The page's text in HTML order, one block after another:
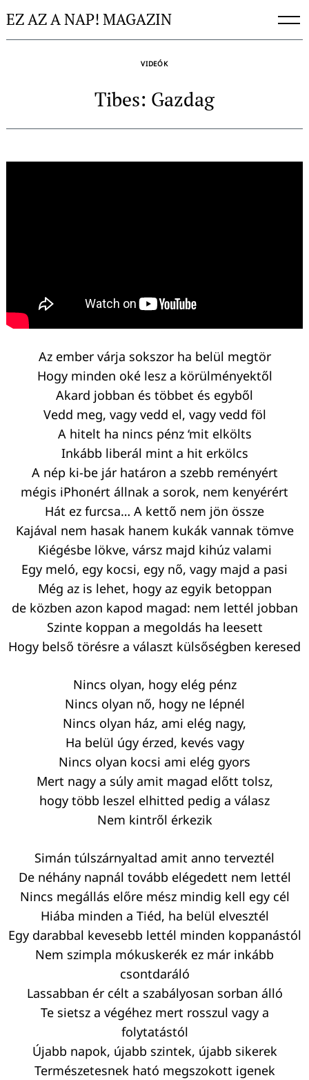
toEZ AZ A NAP! MAGAZIN
VIDEÓK
Tibes: Gazdag
Az ember várja sokszor ha belül megtör
Hogy minden oké lesz a körülményektől
Akard jobban és többet és egyből
Vedd meg, vagy vedd el, vagy vedd föl
A hitelt ha nincs pénz ‘mit elkölts
Inkább liberál mint a hit erkölcs
A nép ki-be jár határon a szebb reményért
mégis iPhonért állnak a sorok, nem kenyérért
Hát ez furcsa… A kettő nem jön össze
Kajával nem hasak hanem kukák vannak tömve
Kiégésbe lökve, vársz majd kihúz valami
Egy meló, egy kocsi, egy nő, vagy majd a pasi
Még az is lehet, hogy az egyik betoppan
de közben azon kapod magad: nem lettél jobban
Szinte koppan a megoldás ha leesett
Hogy belső törésre a választ külsőségben keresed
Nincs olyan, hogy elég pénz
Nincs olyan nő, hogy ne lépnél
Nincs olyan ház, ami elég nagy,
Ha belül úgy érzed, kevés vagy
Nincs olyan kocsi ami elég gyors
Mert nagy a súly amit magad előtt tolsz,
hogy több leszel elhitted pedig a válasz
Nem kintről érkezik
Simán túlszárnyaltad amit anno terveztél
De néhány napnál tovább elégedett nem lettél
Nincs megállás előre mész mindig kell egy cél
Hiába minden a Tiéd, ha belül elvesztél
Egy darabbal kevesebb lettél minden koppanástól
Nem szimpla mókuskerék ez már inkább
csontdaráló
Lassabban ér célt a szabályosan sorban álló
Te sietsz a végéhez mert rosszul vagy a
folytatástól
Újabb napok, újabb szintek, újabb sikerek
Természetesnek ható megszokott igenek